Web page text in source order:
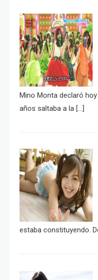
Mino Monta declaró
años saltaba a la […]
estaba constituyendo.